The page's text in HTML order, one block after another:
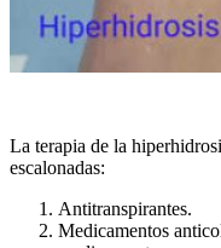
La terapia de la
escalonadas:
Antitranspirantes.
Medicamentos